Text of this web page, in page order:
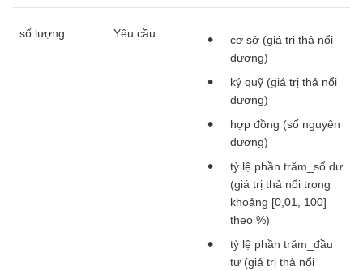
số lượng Yêu cầu
cơ sở (giá trị thả nổi
dương)
ký quỹ (giá trị thả nổi
dương)
hợp đồng (số nguyên
dương)
tỷ lệ phần trăm_số dư
(giá trị thả nổi trong
khoảng [0,01, 100]
theo %)
tỷ lệ phần trăm_đầu
tư (giá trị thả nổi